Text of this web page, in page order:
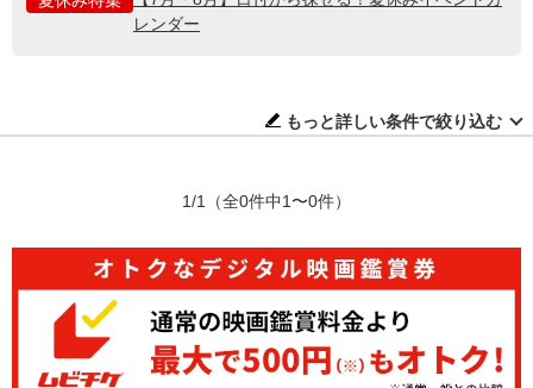
レンダー
もっと詳しい条件で絞り込む
1/1 （全0件中1〜0件）